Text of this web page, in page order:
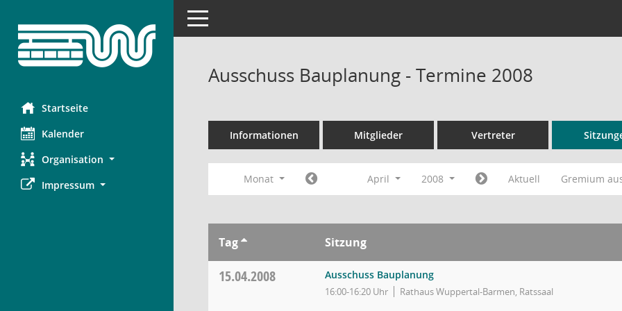
Startseite
Kalender
Organisation
Impressum
Toggle navigation
Ausschuss Bauplanung - Termine 2008
Informationen Mitglieder Vertreter
Monat April 2008 Aktuell Gremium
Tag Sitzung
15.04.2008 Ausschuss Bauplanung
16:00-16:20 Uhr Rathaus Wuppertal-Barmen, Ratssaal